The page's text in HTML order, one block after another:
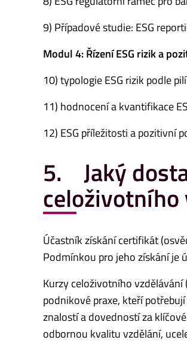
9) Případové studie: ESG
Modul 4: Řízení ESG rizik a
10) typologie ESG rizik podle
11) hodnocení a kvantifikace
12) ESG příležitosti a pozitivní
5. Jaký
celoživotního
Účastník získání certifikát
Podmínkou pro jeho získání je
Kurzy celoživotního
podnikové praxe, kteří
znalostí a dovedností za
odbornou kvalitu vzdělání,